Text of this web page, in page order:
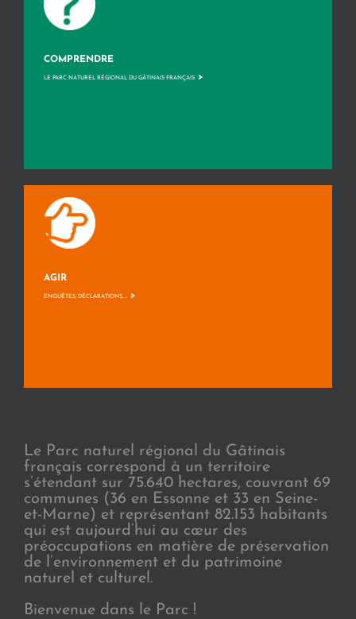
COMPRENDRE
LE PARC NATUREL RÉGIONAL DU GÂTINAIS FRANÇAIS >
AGIR
ENQUÊTES, DÉCLARATIONS, ... >
Le Parc naturel régional du Gâtinais
français correspond à un territoire
s’étendant sur 75.640 hectares, couvrant 69
communes (36 en Essonne et 33 en Seine-
et-Marne) et représentant 82.153 habitants
qui est aujourd’hui au cœur des
préoccupations en matière de préservation
de l’environnement et du patrimoine
naturel et culturel.
Bienvenue dans le Parc !